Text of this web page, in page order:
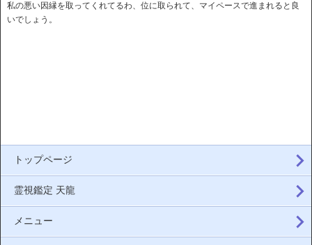
私の悪い因縁を取ってくれてるわ、位に取られて、マイペースで進まれると良
いでしょう。
トップページ
霊視鑑定 天龍
メニュー